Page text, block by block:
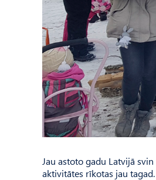
Jau astoto gadu Latvijā
aktivitātes rīkotas jau tagad.